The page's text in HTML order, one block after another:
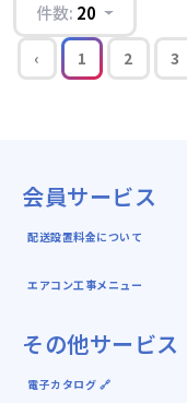
件数: 20
‹ 1 2 3
会員サービス
配送設置料金について
エアコン工事メニュー
その他サービス
電子カタログ 🔗